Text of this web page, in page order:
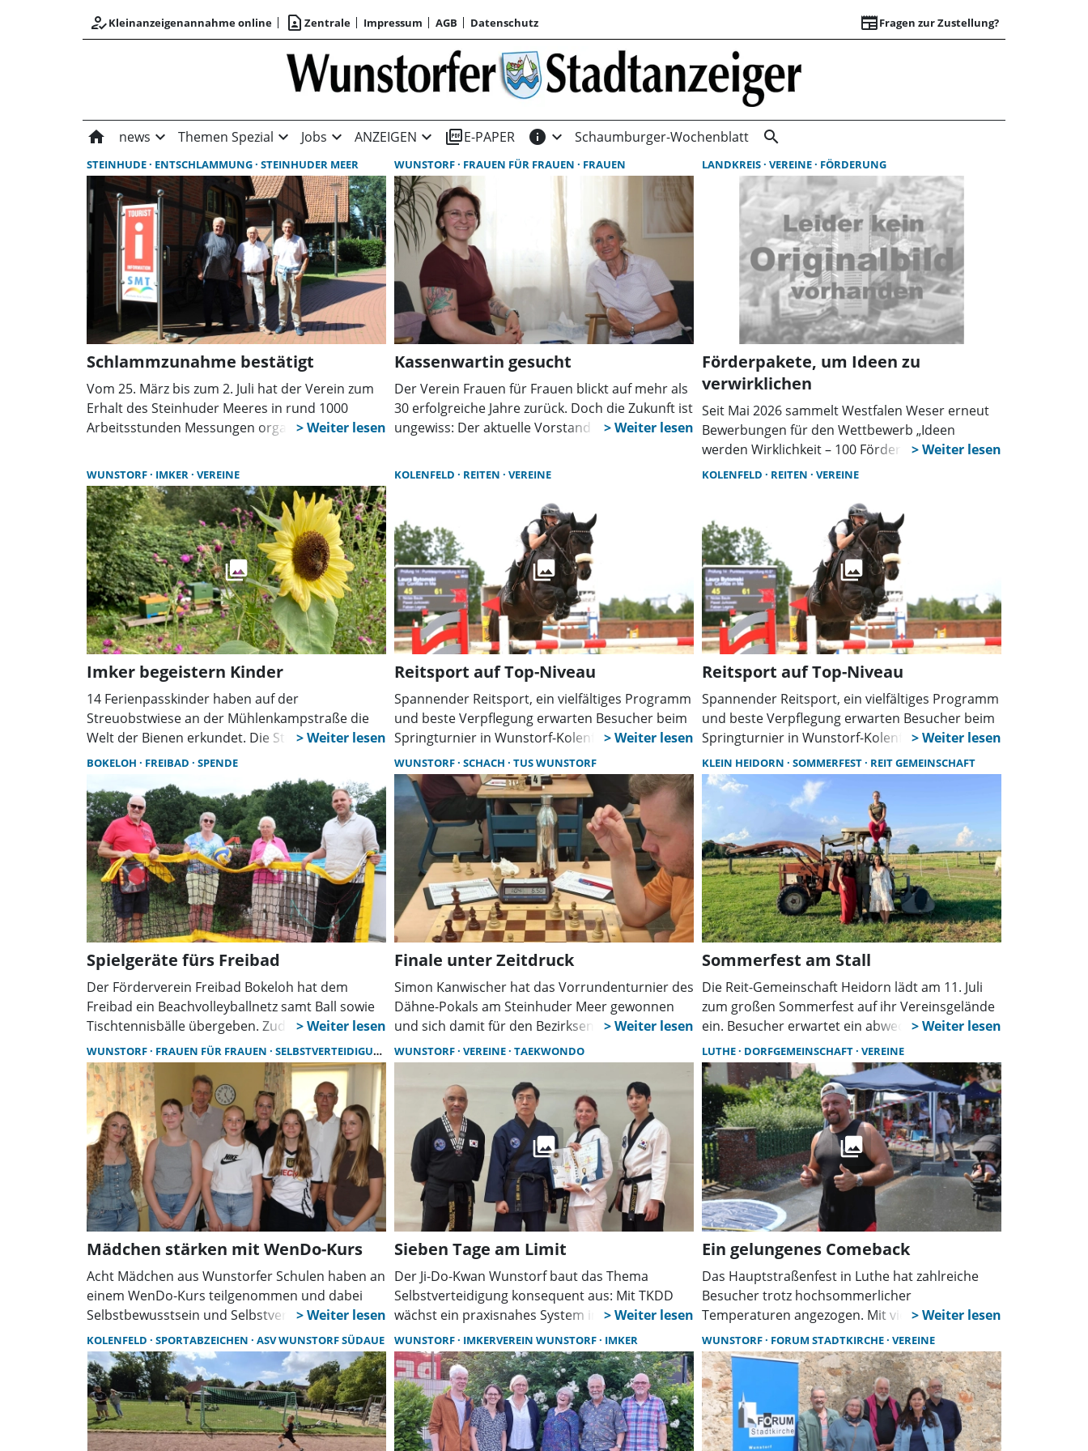
how_to_regKleinanzeigenannahme online contact_page Zentrale Impressum AGB Datenschutz newspaperFragen zur Zustellung?
Suchergebnisse |
home news expand_more Themen Spezial expand_more Jobs expand_more ANZEIGEN expand_more picture_as_pdfE-PAPER info expand_more Schaumburger-Wochenblatt search
STEINHUDE ENTSCHLAMMUNG STEINHUDER MEER
Schlammzunahme bestätigt
Vom 25. März bis zum 2. Juli hat der Verein zum
Erhalt des Steinhuder Meeres in rund 1000
Arbeitsstunden Messungen organisiert und
WUNSTORF FRAUEN FÜR FRAUEN FRAUEN
Kassenwartin gesucht
Der Verein Frauen für Frauen blickt auf mehr als
30 erfolgreiche Jahre zurück. Doch die Zukunft ist
ungewiss: Der aktuelle Vorstand tritt nicht
LANDKREIS VEREINE FÖRDERUNG
Förderpakete, um Ideen zu
verwirklichen
Seit Mai 2026 sammelt Westfalen Weser erneut
Bewerbungen für den Wettbewerb „Ideen
werden Wirklichkeit – 100 Förderpakete für
Vereine in der Region“. Noch bis zum 31. August
aus dem Westfalen Weser-Geschäftsgebiet ihre
Projektideen online einreichen.
WUNSTORF IMKER VEREINE
Imker begeistern Kinder
14 Ferienpasskinder haben auf der
Streuobstwiese an der Mühlenkampstraße die
Welt der Bienen erkundet. Die Streuobst-AG des
Heimatvereins und der Imkerverein Wunstorf
boten spannende Einblicke in das Leben der
Honigbienen, praktische Anschauungsobjekte
und eine Honigverkostung.
KOLENFELD REITEN VEREINE
Reitsport auf Top-Niveau
Spannender Reitsport, ein vielfältiges Programm
und beste Verpflegung erwarten Besucher beim
Springturnier in Wunstorf-Kolenfeld. Rund 880
Reiter treten in 21 Prüfungen an. Höhepunkt ist
der Große Preis von Kolenfeld am Sonntag.
KOLENFELD REITEN VEREINE
Reitsport auf Top-Niveau
Spannender Reitsport, ein vielfältiges Programm
und beste Verpflegung erwarten Besucher beim
Springturnier in Wunstorf-Kolenfeld. Rund 880
Reiter treten in 21 Prüfungen an. Höhepunkt ist
der Große Preis von Kolenfeld am Sonntag.
BOKELOH FREIBAD SPENDE
Spielgeräte fürs Freibad
Der Förderverein Freibad Bokeloh hat dem
Freibad ein Beachvolleyballnetz samt Ball sowie
Tischtennisbälle übergeben. Zudem plant der
Verein weitere Anschaffungen, darunter einen
Sonnenschirm für die Schwimmmeister und eine
Einstiegshilfe für behinderte Badegäste.
WUNSTORF SCHACH TUS WUNSTORF
Finale unter Zeitdruck
Simon Kanwischer hat das Vorrundenturnier des
Dähne-Pokals am Steinhuder Meer gewonnen
und sich damit für den Bezirksentscheid
qualifiziert. Trotz großer Hitze setzte er sich in
einem rein Wunstorfer Finale gegen Sikri Sevim
KLEIN HEIDORN SOMMERFEST REIT GEMEINSCHAFT
Sommerfest am Stall
Die Reit-Gemeinschaft Heidorn lädt am 11. Juli
zum großen Sommerfest auf ihr Vereinsgelände
ein. Besucher erwartet ein abwechslungsreiches
Programm mit Ponyreiten, Musik, Tanz,
Mitmachaktionen und kulinarischen Angeboten
für die ganze Familie.
WUNSTORF FRAUEN FÜR FRAUEN SELBSTVERTEIDIGUNG FRAUEN
Mädchen stärken mit WenDo-Kurs
Acht Mädchen aus Wunstorfer Schulen haben an
einem WenDo-Kurs teilgenommen und dabei
Selbstbewusstsein und Selbstverteidigung
gelernt. Das Projekt wurde vom Lions-Club
gefördert und könnte im Herbst eine
Fortsetzung finden.
WUNSTORF VEREINE TAEKWONDO
Sieben Tage am Limit
Der Ji-Do-Kwan Wunstorf baut das Thema
Selbstverteidigung konsequent aus: Mit TKDD
wächst ein praxisnahes System im Verein.
Trainer Andreas Thiel und Ramona Juckel
qualifizieren sich weiter und stärken damit
Angebot und Ausbildung bis auf Landesebene.
LUTHE DORFGEMEINSCHAFT VEREINE
Ein gelungenes Comeback
Das Hauptstraßenfest in Luthe hat zahlreiche
Besucher trotz hochsommerlicher
Temperaturen angezogen. Mit vielfältigem
Programm, großem ehrenamtlichen
Engagement und ohne Zwischenfälle wurde die
Veranstaltung zu einem gelungenen Zeichen für
gelebte Dorfgemeinschaft.
KOLENFELD SPORTABZEICHEN ASV WUNSTORF SÜDAUE WUNSTORF IMKERVEREIN WUNSTORF IMKER WUNSTORF FORUM STADTKIRCHE VEREINE